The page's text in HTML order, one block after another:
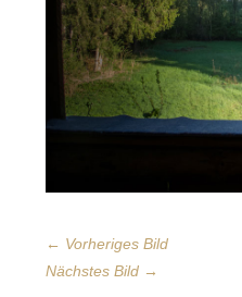
← Vorheriges Bild
Nächstes Bild →